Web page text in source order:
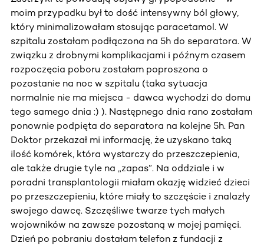
moim przypadku był to dość intensywny ból głowy,
który minimalizowałam stosując paracetamol. W
szpitalu zostałam podłączona na 5h do separatora. W
związku z drobnymi komplikacjami i późnym czasem
rozpoczęcia poboru zostałam poproszona o
pozostanie na noc w szpitalu (taka sytuacja
normalnie nie ma miejsca - dawca wychodzi do domu
tego samego dnia :) ). Następnego dnia rano zostałam
ponownie podpięta do separatora na kolejne 5h. Pan
Doktor przekazał mi informację, że uzyskano taką
ilość komórek, która wystarczy do przeszczepienia,
ale także drugie tyle na „zapas”. Na oddziale i w
poradni transplantologii miałam okazję widzieć dzieci
po przeszczepieniu, które miały to szczęście i znalazły
swojego dawcę. Szczęśliwe twarze tych małych
wojowników na zawsze pozostaną w mojej pamięci.
Dzień po pobraniu dostałam telefon z fundacji z